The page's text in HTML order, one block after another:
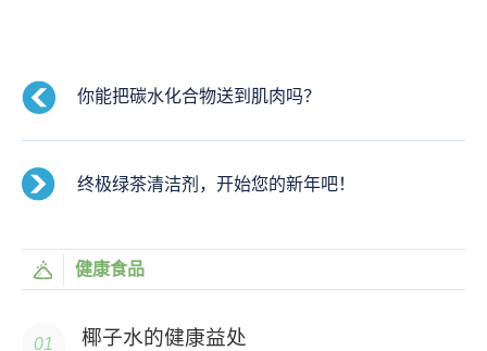
你能把碳水化合物送到肌肉吗？
终极绿茶清洁剂，开始您的新年吧！
健康食品
椰子水的健康益处